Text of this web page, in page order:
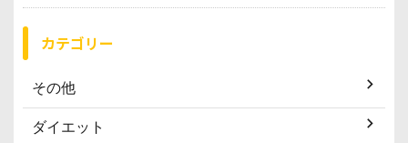
カテゴリー
その他
ダイエット